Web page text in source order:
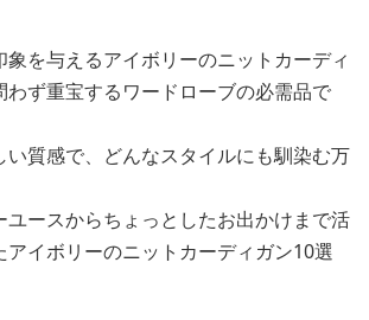
を与えるアイボリーのニットカーディ
わず重宝するワードローブの必需品で
い質感で、どんなスタイルにも馴染む万
ユースからちょっとしたお出かけまで活
アイボリーのニットカーディガン10選